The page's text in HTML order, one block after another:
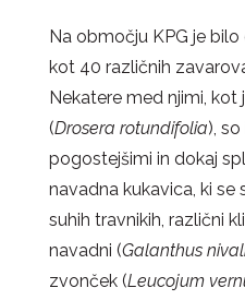
Na območju KPG je
kot 40 različnih
Nekatere med njimi,
(Drosera rotundifolia),
pogostejšimi in dokaj
navadna kukavica, ki
suhih travnikih, različni
navadni (Galanthus
zvonček (Leucojum